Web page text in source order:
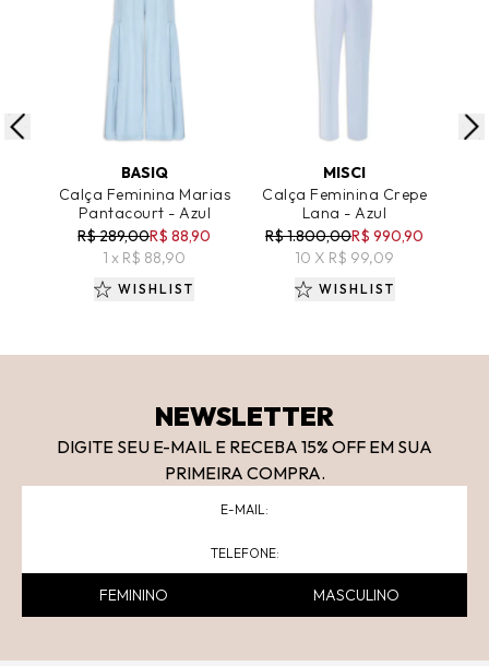
ADICIONAR AO CARRINHO
BASIQ
Calça Feminina Marias
Pantacourt - Azul
R$ 289,00R$ 88,90
1 x R$ 88,90
WISHLIST
ADICIONAR AO CARRINHO
MISCI
Calça Feminina Crepe
Lana - Azul
R$ 1.800,00R$ 990,90
10 X R$ 99,09
WISHLIST
NEWSLETTER
DIGITE SEU E-MAIL E RECEBA 15% OFF EM SUA
PRIMEIRA COMPRA.
FEMININO MASCULINO